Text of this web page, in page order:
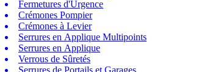
Fermetures d'Urgence
Crémones Pompier
Crémones à Levier
Serrures en Applique Multipoints
Serrures en Applique
Verrous de Sûretés
Serrures de Portails et Garages